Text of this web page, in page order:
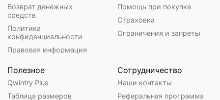
Возврат денежных
средств
Политика
конфиденциальности
Правовая информация
Помощь при покупке
Страховка
Ограничения и запреты
Полезное
Qwintry Plus
Таблица размеров
Сотрудничество
Наши контакты
Реферальная программа